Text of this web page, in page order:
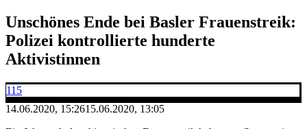
Unschönes Ende bei Basler Frauenstreik:
Polizei kontrollierte hunderte
Aktivistinnen
115
14.06.2020, 15:2615.06.2020, 13:05